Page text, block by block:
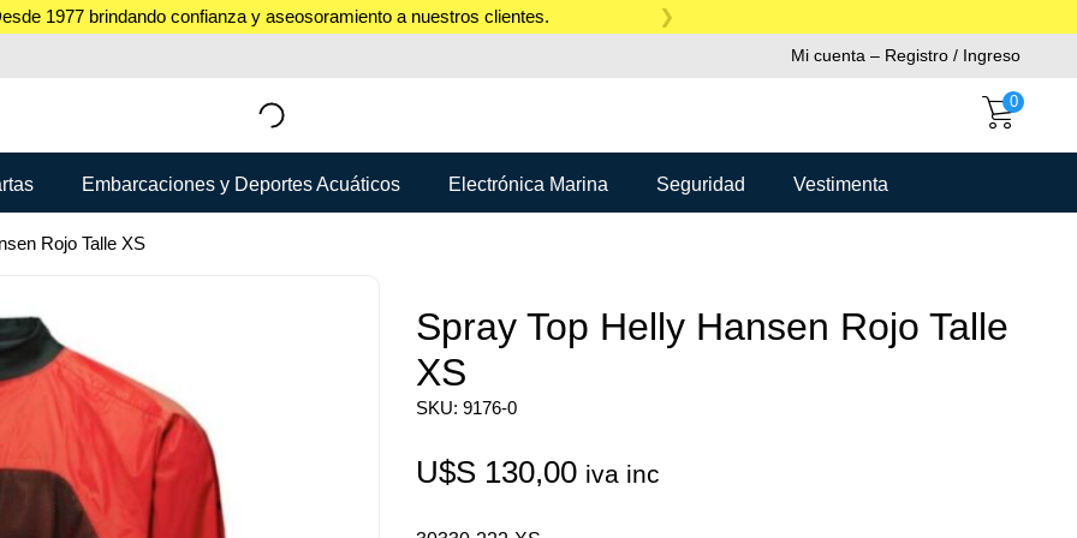
1977 brindando confianza y aseosoramiento a nuestros clientes.
Mi cuenta – Registro / Ingreso
0
Embarcaciones y Deportes Acuáticos Electrónica Marina Seguridad Vestimenta
Rojo Talle XS
Spray Top Helly Hansen Rojo Talle
XS
SKU: 9176-0
U$S 130,00 iva inc